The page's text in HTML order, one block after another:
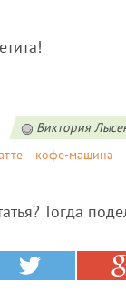
Виктория
кофе-машина
Тогда